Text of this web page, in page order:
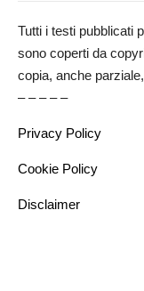
Tutti i testi pubblicati
sono coperti da
copia, anche
– – – – –
Privacy Policy
Cookie Policy
Disclaimer